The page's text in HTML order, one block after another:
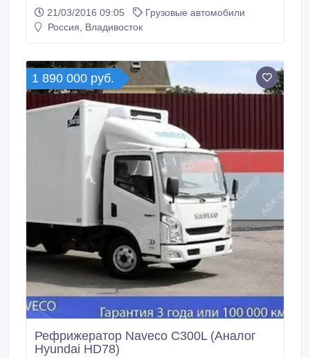
кг. Тип Фургон Привод 4x2 Трансмиссия
Механическая Топливо Дизель Руль Левый
21/03/2016 09:05
Грузовые автомобили
Россия, Владивосток
1 890 000 руб.
Рефрижератор Naveco C300L (Аналог
Hyundai HD78)